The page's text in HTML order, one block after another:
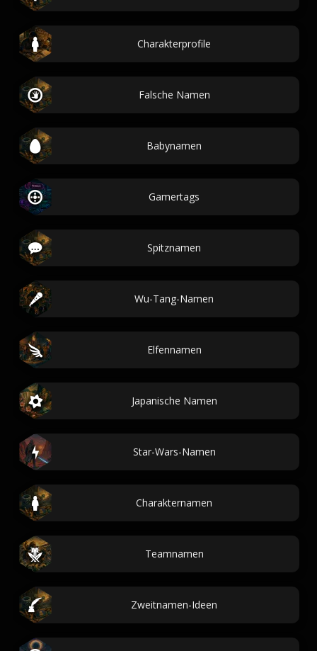
Charakterprofile
Falsche Namen
Babynamen
Gamertags
Spitznamen
Wu-Tang-Namen
Elfennamen
Japanische Namen
Star-Wars-Namen
Charakternamen
Teamnamen
Zweitnamen-Ideen